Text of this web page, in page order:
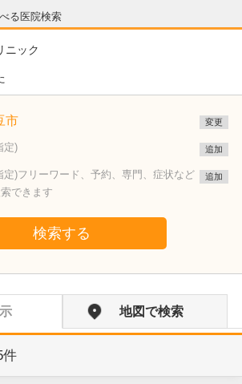
る医院検索
ニック
市 変更
定) 追加
定)フリーワード、予約、専門、症状など
できます
追加
検索する
地図で検索
件